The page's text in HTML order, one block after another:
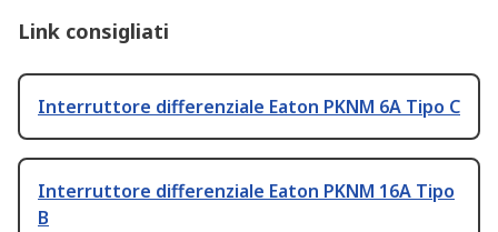
Link consigliati
Interruttore differenziale Eaton PKNM 6A Tipo C
Interruttore differenziale Eaton PKNM 16A Tipo
B